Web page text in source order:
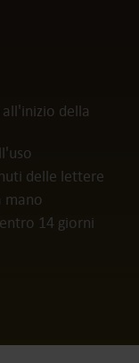
della
delle lettere
mano
14 giorni